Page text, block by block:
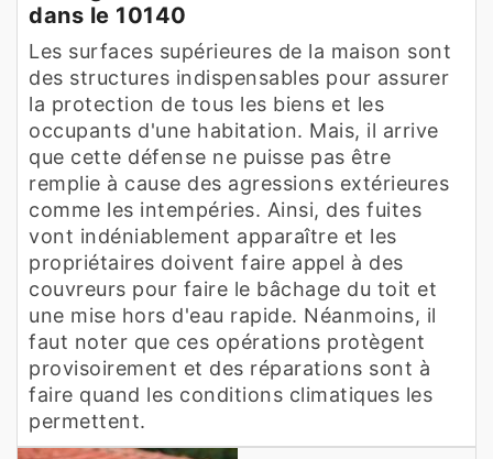
dans le 10140
Les surfaces supérieures de la maison sont
des structures indispensables pour assurer
la protection de tous les biens et les
occupants d'une habitation. Mais, il arrive
que cette défense ne puisse pas être
remplie à cause des agressions extérieures
comme les intempéries. Ainsi, des fuites
vont indéniablement apparaître et les
propriétaires doivent faire appel à des
couvreurs pour faire le bâchage du toit et
une mise hors d'eau rapide. Néanmoins, il
faut noter que ces opérations protègent
provisoirement et des réparations sont à
faire quand les conditions climatiques les
permettent.